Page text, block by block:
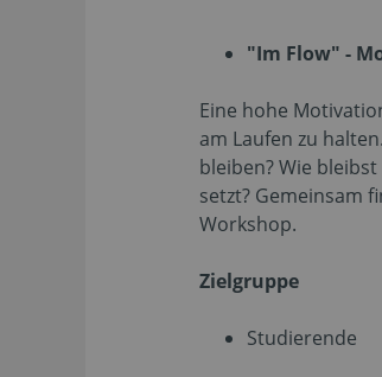
"Im Flow" -
Eine hohe
am Laufen zu
bleiben? Wie
setzt? Gemeinsam
Workshop.
Zielgruppe
Studierende